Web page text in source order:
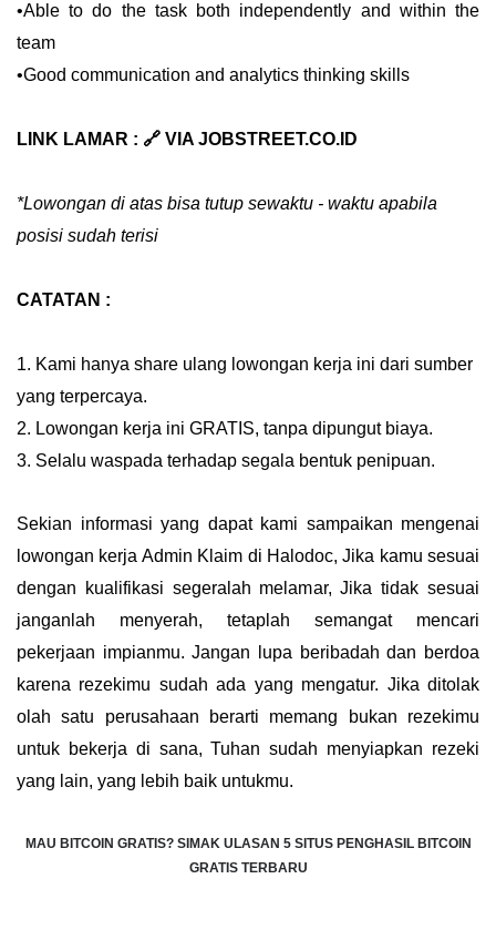
•Able to do the task both independently and within the
team
•Good communication and analytics thinking skills
LINK LAMAR : 🔗 VIA JOBSTREET.CO.ID
*Lowongan di atas bisa tutup sewaktu - waktu apabila
posisi sudah terisi
CATATAN :
1. Kami hanya share ulang lowongan kerja ini dari sumber
yang terpercaya.
2. Lowongan kerja ini GRATIS, tanpa dipungut biaya.
3. Selalu waspada terhadap segala bentuk penipuan.
Sekian informasi yang dapat kami sampaikan mengenai
lowongan kerja Admin Klaim di Halodoc, Jika kamu sesuai
dengan kualifikasi segeralah melamar, Jika tidak sesuai
janganlah menyerah, tetaplah semangat mencari
pekerjaan impianmu. Jangan lupa beribadah dan berdoa
karena rezekimu sudah ada yang mengatur. Jika ditolak
olah satu perusahaan berarti memang bukan rezekimu
untuk bekerja di sana, Tuhan sudah menyiapkan rezeki
yang lain, yang lebih baik untukmu.
MAU BITCOIN GRATIS? SIMAK ULASAN 5 SITUS PENGHASIL BITCOIN
GRATIS TERBARU